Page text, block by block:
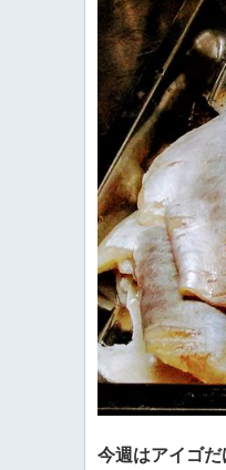
今週はアイゴだ